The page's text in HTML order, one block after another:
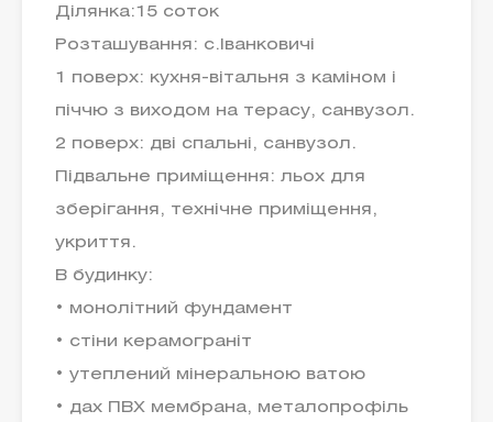
Ділянка:15 соток
Розташування: с.Іванковичі
1 поверх: кухня-вітальня з каміном і
піччю з виходом на терасу, санвузол.
2 поверх: дві спальні, санвузол.
Підвальне приміщення: льох для
зберігання, технічне приміщення,
укриття.
В будинку:
• монолітний фундамент
• стіни керамограніт
• утеплений мінеральною ватою
• дах ПВХ мембрана, металопрофіль